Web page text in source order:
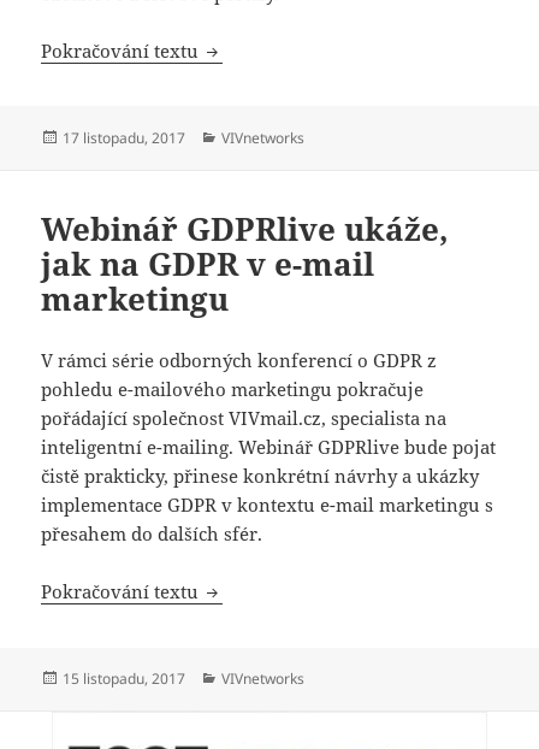
Pokračování textu Affiliate projektem roku je
Publikováno:
17 listopadu, 2017 Rubriky:
VIVnetworks
Webinář GDPRlive ukáže,
jak na GDPR v e-mail
marketingu
V rámci série odborných konferencí o GDPR z
pohledu e-mailového marketingu pokračuje
pořádající společnost VIVmail.cz, specialista na
inteligentní e-mailing. Webinář GDPRlive bude pojat
čistě prakticky, přinese konkrétní návrhy a ukázky
implementace GDPR v kontextu e-mail marketingu s
přesahem do dalších sfér.
Pokračování textu Webinář GDPRlive ukáže, jak na
Publikováno:
15 listopadu, 2017 Rubriky:
VIVnetworks